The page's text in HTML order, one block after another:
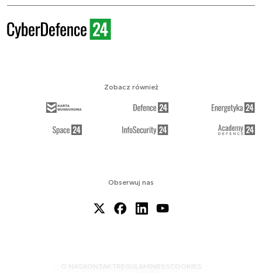
Obserwuj nas
O NAS KONTAKTREGULAMINRSS COOKIES
Zobacz również